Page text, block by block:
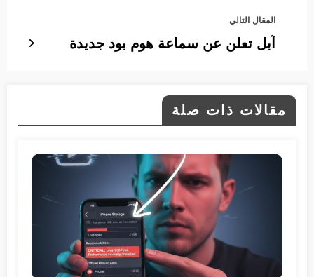
المقال التالي
آبل تعلن عن سماعة هوم بود جديدة
مقالات ذات صلة